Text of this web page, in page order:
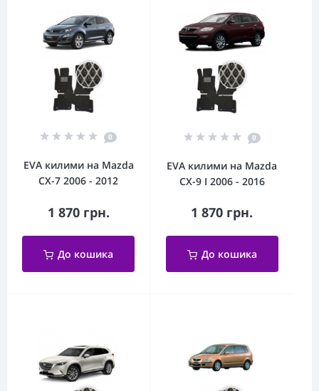
0
EVA килими на Mazda
CX-7 2006 - 2012
1 870 грн.
До кошика
0
EVA килими на Mazda
CX-9 I 2006 - 2016
1 870 грн.
До кошика